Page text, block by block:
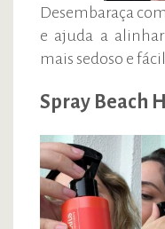
Desembaraça
e ajuda a
mais sedoso e
Spray Beach